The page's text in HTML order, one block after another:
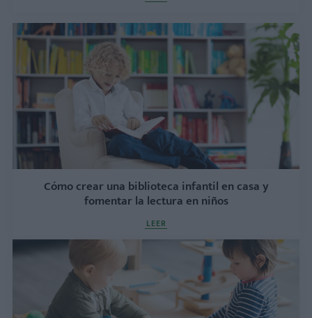
Cómo crear una biblioteca infantil en casa y
fomentar la lectura en niños
LEER